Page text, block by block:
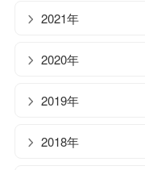
2021年
2020年
2019年
2018年